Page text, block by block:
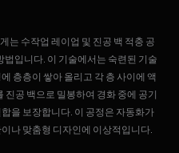
는 수작업 레이업 및 진공 백 적충 공
법입니다. 이 기술에서는 숙련된 기술
층층이 쌓아 올리고 각 층 사이에 액
공 백으로 밀봉하여 경화 중에 공기
을 보장합니다. 이 공정은 자동화가
나 맞춤형 디자인에 이상적입니다.